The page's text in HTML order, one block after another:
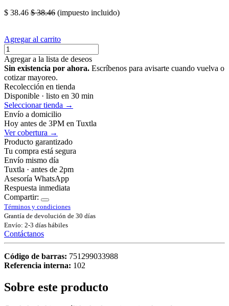
$ 38.46 $38.46 (impuesto incluido)
Agregar al carrito
Agregar a la lista de deseos
Sin existencia por ahora. Escríbenos para avisarte cuando vuelva o
cotizar mayoreo.
Recolección en tienda
Disponible · listo en 30 min
Seleccionar tienda →
Envío a domicilio
Hoy antes de 3PM en Tuxtla
Ver cobertura →
Producto garantizado
Tu compra está segura
Envío mismo día
Tuxtla · antes de 2pm
Asesoría WhatsApp
Respuesta inmediata
Compartir:
Términos y condiciones
Grantía de devolución de 30 días
Envío: 2-3 días hábiles
Contáctanos
Código de barras: 751299033988
Referencia interna: 102
Sobre este producto